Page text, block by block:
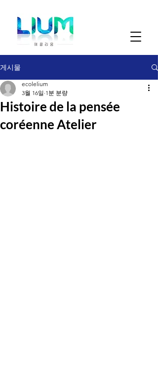
게시물
Histoire de la pensée
coréenne Atelier
ecolelium
3월 16일 1분 분량